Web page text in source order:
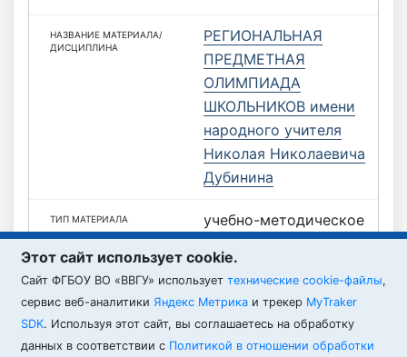
РЕГИОНАЛЬНАЯ
ПРЕДМЕТНАЯ
ОЛИМПИАДА
ШКОЛЬНИКОВ имени
народного учителя
Николая Николаевича
Дубинина
учебно-методическое
пособие
ВВГУ
Этот сайт использует cookie.
Cайт ФГБОУ ВО «ВВГУ» использует технические cookie-файлы,
сервис веб-аналитики Яндекс Метрика и трекер MyTraker
SDK. Используя этот сайт, вы соглашаетесь на обработку
данных в соответствии с Политикой в отношении обработки